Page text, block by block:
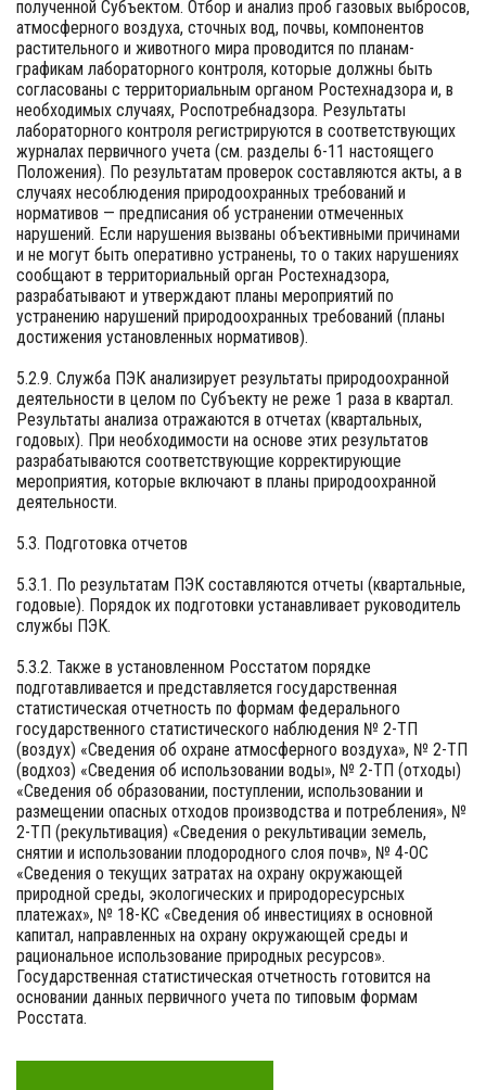
полученной Субъектом. Отбор и анализ проб газовых выбросов,
атмосферного воздуха, сточных вод, почвы, компонентов
растительного и животного мира проводится по планам-
графикам лабораторного контроля, которые должны быть
согласованы с территориальным органом Ростехнадзора и, в
необходимых случаях, Роспотребнадзора. Результаты
лабораторного контроля регистрируются в соответствующих
журналах первичного учета (см. разделы 6-11 настоящего
Положения). По результатам проверок составляются акты, а в
случаях несоблюдения природоохранных требований и
нормативов — предписания об устранении отмеченных
нарушений. Если нарушения вызваны объективными причинами
и не могут быть оперативно устранены, то о таких нарушениях
сообщают в территориальный орган Ростехнадзора,
разрабатывают и утверждают планы мероприятий по
устранению нарушений природоохранных требований (планы
достижения установленных нормативов).
5.2.9. Служба ПЭК анализирует результаты природоохранной
деятельности в целом по Субъекту не реже 1 раза в квартал.
Результаты анализа отражаются в отчетах (квартальных,
годовых). При необходимости на основе этих результатов
разрабатываются соответствующие корректирующие
мероприятия, которые включают в планы природоохранной
деятельности.
5.3. Подготовка отчетов
5.3.1. По результатам ПЭК составляются отчеты (квартальные,
годовые). Порядок их подготовки устанавливает руководитель
службы ПЭК.
5.3.2. Также в установленном Росстатом порядке
подготавливается и представляется государственная
статистическая отчетность по формам федерального
государственного статистического наблюдения № 2-ТП
(воздух) «Сведения об охране атмосферного воздуха», № 2-ТП
(водхоз) «Сведения об использовании воды», № 2-ТП (отходы)
«Сведения об образовании, поступлении, использовании и
размещении опасных отходов производства и потребления», №
2-ТП (рекультивация) «Сведения о рекультивации земель,
снятии и использовании плодородного слоя почв», № 4-ОС
«Сведения о текущих затратах на охрану окружающей
природной среды, экологических и природоресурсных
платежах», № 18-КС «Сведения об инвестициях в основной
капитал, направленных на охрану окружающей среды и
рациональное использование природных ресурсов».
Государственная статистическая отчетность готовится на
основании данных первичного учета по типовым формам
Росстата.